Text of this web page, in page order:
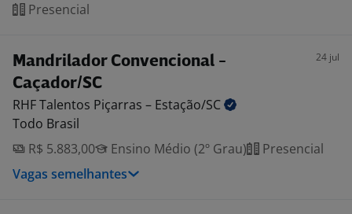
Presencial
Mandrilador Convencional -
Caçador/SC
24 jul
RHF Talentos Piçarras – Estação/SC
Todo Brasil
R$ 5.883,00
Ensino Médio (2º Grau)
Presencial
Vagas semelhantes